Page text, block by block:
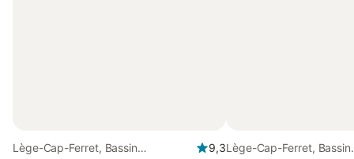
Lège-Cap-Ferret, Bassin
9,3Lège-Cap-Ferret, Bassin